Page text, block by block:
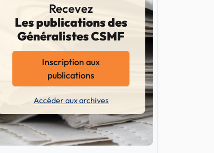
Recevez
Les publications des
Généralistes CSMF
Inscription aux
publications
Accéder aux archives